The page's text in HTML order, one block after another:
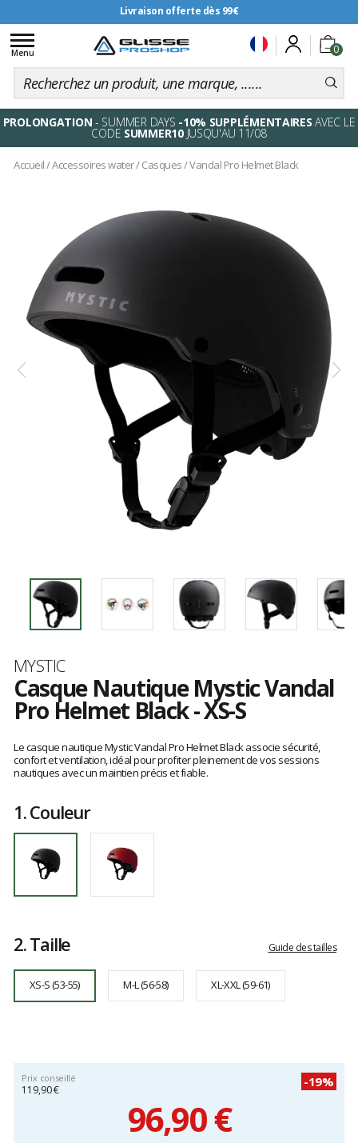
Livraison offerte dès 99€
0
Toggle
navigation
Menu
PROLONGATION - SUMMER DAYS -10% SUPPLÉMENTAIRES AVEC LE
CODE SUMMER10JUSQU'AU 11/08
Accueil/Accessoires water/Casques/Vandal Pro Helmet Black
Marque
MYSTIC
Casque Nautique Mystic Vandal
Pro Helmet Black - XS-S
900
XS-
S
avis
clients
Le casque nautique Mystic Vandal Pro Helmet Black associe sécurité,
confort et ventilation, idéal pour profiter pleinement de vos sessions
nautiques avec un maintien précis et fiable.
1.Couleur
2.Taille Guide des tailles
XS-S (53-55) M-L (56-58) XL-XXL (59-61)
Prix conseillé
119,90 €
-19%
96,90 €